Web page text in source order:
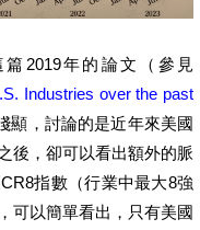
篇2019年的論文（參見
Industries over the past
顯，討論的是近年來美國
後，卻可以看出額外的脈
指數（行業中最大8強
可以簡單看出，只有美國